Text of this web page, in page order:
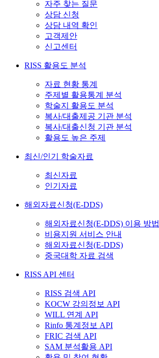
자주 찾는 질문
상담 신청
상담 내역 확인
고객제안
신고센터
RISS 활용도 분석
자료 현황 통계
주제별 활용통계 분석
학술지 활용도 분석
복사/대출제공 기관 분석
복사/대출신청 기관 분석
활용도 높은 주제
최신/인기 학술자료
최신자료
인기자료
해외자료신청(E-DDS)
해외자료신청(E-DDS) 이용 방법
비용지원 서비스 안내
해외자료신청(E-DDS)
중국대학 자료 검색
RISS API 센터
RISS 검색 API
KOCW 강의정보 API
WILL 연계 API
Rinfo 통계정보 API
FRIC 검색 API
SAM 분석활용 API